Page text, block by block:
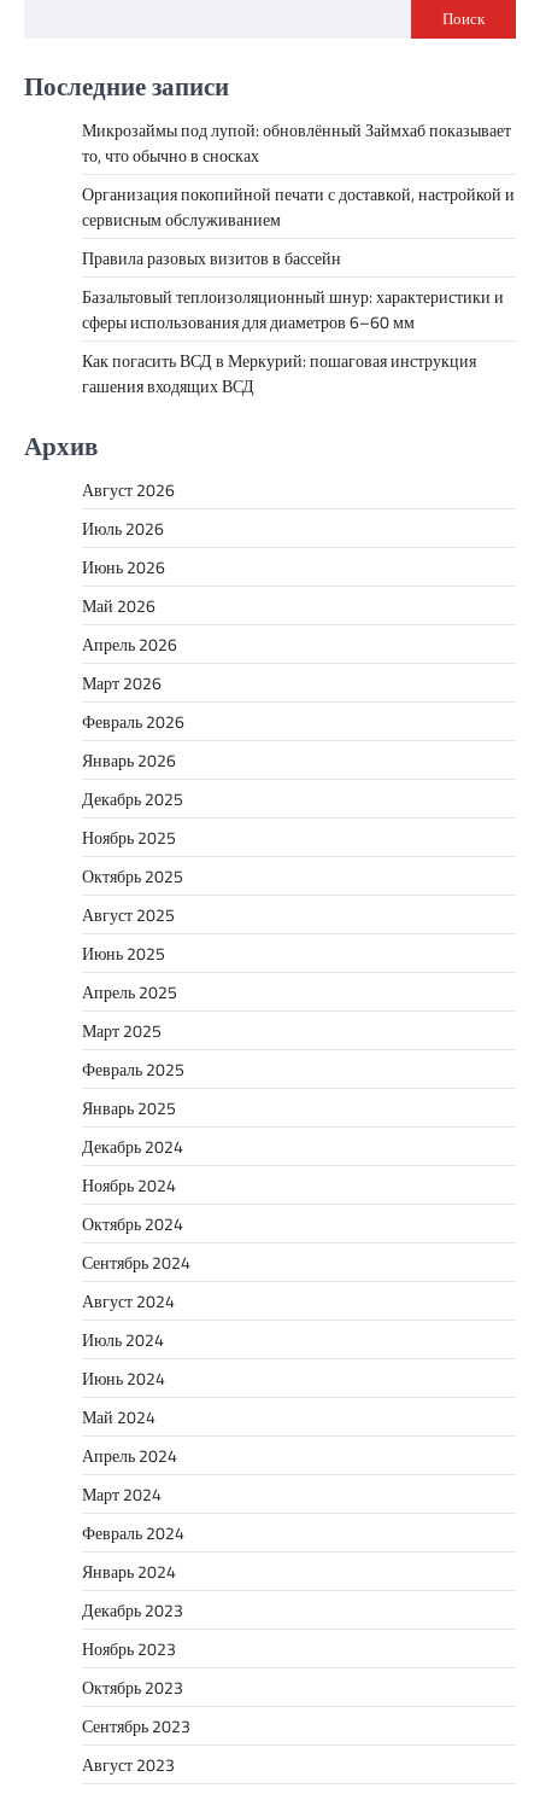
Поиск
Последние записи
Микрозаймы под лупой: обновлённый Займхаб показывает
то, что обычно в сносках
Организация покопийной печати с доставкой, настройкой и
сервисным обслуживанием
Правила разовых визитов в бассейн
Базальтовый теплоизоляционный шнур: характеристики и
сферы использования для диаметров 6–60 мм
Как погасить ВСД в Меркурий: пошаговая инструкция
гашения входящих ВСД
Архив
Август 2026
Июль 2026
Июнь 2026
Май 2026
Апрель 2026
Март 2026
Февраль 2026
Январь 2026
Декабрь 2025
Ноябрь 2025
Октябрь 2025
Август 2025
Июнь 2025
Апрель 2025
Март 2025
Февраль 2025
Январь 2025
Декабрь 2024
Ноябрь 2024
Октябрь 2024
Сентябрь 2024
Август 2024
Июль 2024
Июнь 2024
Май 2024
Апрель 2024
Март 2024
Февраль 2024
Январь 2024
Декабрь 2023
Ноябрь 2023
Октябрь 2023
Сентябрь 2023
Август 2023